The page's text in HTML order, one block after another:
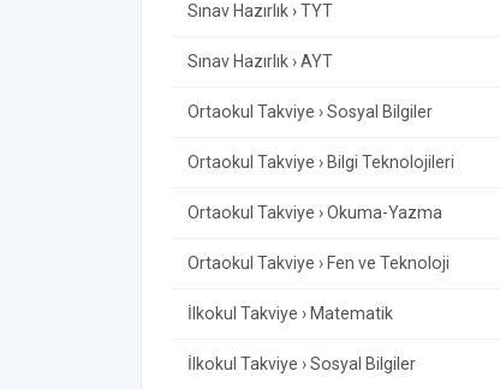
Sınav Hazırlık › TYT
Sınav Hazırlık › AYT
Ortaokul Takviye › Sosyal Bilgiler
Ortaokul Takviye › Bilgi Teknolojileri
Ortaokul Takviye › Okuma-Yazma
Ortaokul Takviye › Fen ve Teknoloji
İlkokul Takviye › Matematik
İlkokul Takviye › Sosyal Bilgiler